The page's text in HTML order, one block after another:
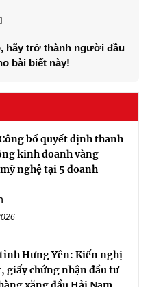
hãy trở thành người đầu
bài biết này!
bố quyết định thanh
kinh doanh vàng
nghệ tại 5 doanh
Hưng Yên: Kiến nghị
giấy chứng nhận đầu tư